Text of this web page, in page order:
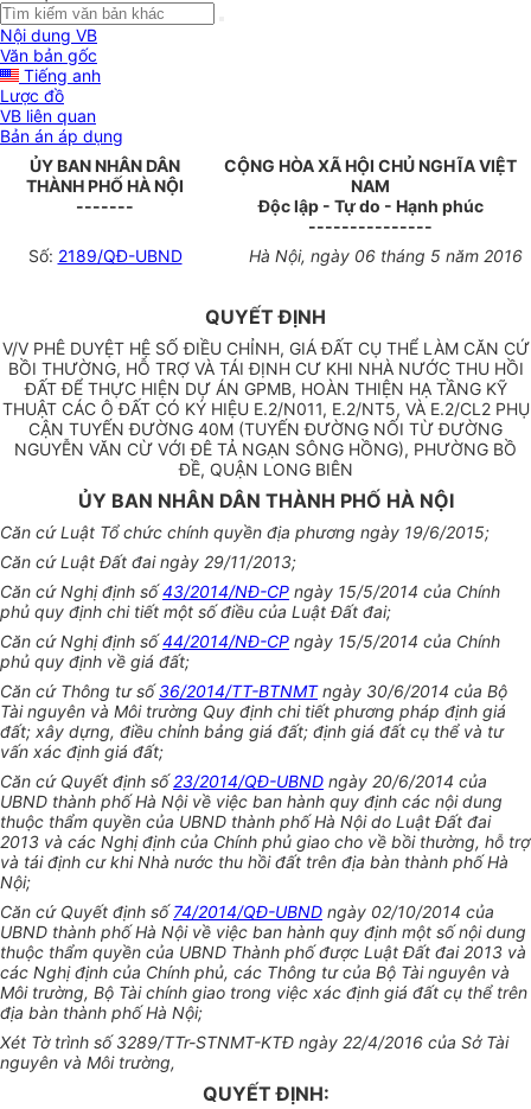
Nội dung VB
Văn bản gốc
Tiếng anh
Lược đồ
VB liên quan
Bản án áp dụng
ỦY BAN NHÂN DÂN
THÀNH PHỐ HÀ NỘI
-------
CỘNG HÒA XÃ HỘI CHỦ NGHĨA VIỆT
NAM
Độc lập - Tự do - Hạnh phúc
---------------
Số: 2189/QĐ-UBND Hà Nội, ngày 06tháng 5 năm 2016
QUYẾT ĐỊNH
V/V PHÊ DUYỆT HỆ SỐ ĐIỀU CHỈNH, GIÁ ĐẤT CỤ THỂ LÀM CĂN CỨ
BỒI THƯỜNG, HỖ TRỢ VÀ TÁI ĐỊNH CƯ KHI NHÀ NƯỚC THU HỒI
ĐẤT ĐỂ THỰC HIỆN DỰ ÁN GPMB, HOÀN THIỆN HẠ TẦNG KỸ
THUẬT CÁC Ô ĐẤT CÓ KÝ HIỆU E.2/N011, E.2/NT5, VÀ E.2/CL2 PHỤ
CẬN TUYẾN ĐƯỜNG 40M (TUYẾN ĐƯỜNG NỐI TỪ ĐƯỜNG
NGUYỄN VĂN CỪ VỚI ĐÊ TẢ NGẠN SÔNG HỒNG), PHƯỜNG BỒ
ĐỀ, QUẬN LONG BIÊN
ỦY BAN NHÂN DÂN THÀNH PHỐ HÀ NỘI
Căn cứ Luật Tổ chức chính quyền địa phương ngày 19/6/2015;
Căn cứ Luật Đất đai ngày 29/11/2013;
Căn cứNghị định số43/2014/NĐ-CP ngày 15/5/2014 của Chính
phủ quy định chi tiết một số điều của Luật Đất đai;
Căn cứ Nghị định số44/2014/NĐ-CP ngày 15/5/2014 của Chính
phủ quy định về giá đất;
Căn cứ Thông tưsố36/2014/TT-BTNMTngày 30/6/2014 của Bộ
Tài nguyên và Môi trường Quy định chi tiết phương pháp định giá
đất; xây dựng, điều chỉnh bảng giá đất; định giá đất cụ thể và tư
vấn xác định giá đất;
Căn cứ Quyết định số23/2014/QĐ-UBND ngày 20/6/2014 của
UBND thành phố Hà Nội về việc ban hành quy định các nội dung
thuộc thẩm quyền của UBND thành phố Hà Nội do Luật Đất đai
2013 và các Nghị định của Chính phủ giao cho về bồi thường, hỗ trợ
và tái định cư khi Nhà nước thu hồi đất trên địa bàn thành phố Hà
Nội;
Căn cứ Quyết định số74/2014/QĐ-UBND ngày 02/10/2014 của
UBND thành phố Hà Nội về việc ban hành quy định một số nội dung
thuộc thẩm quyền của UBND Thành phố được Luật Đất đai 2013 và
các Nghị định của Chính phủ, các Thông tư của Bộ Tài nguyên và
Môi trường, Bộ Tài chính giao trong việc xác định giá đất cụ thể trên
địa bàn thành phố Hà Nội;
Xét Tờ trình số 3289/TTr-STNMT-KTĐ ngày 22/4/2016 của Sở Tài
nguyên và Môi trường,
QUYẾT ĐỊNH: